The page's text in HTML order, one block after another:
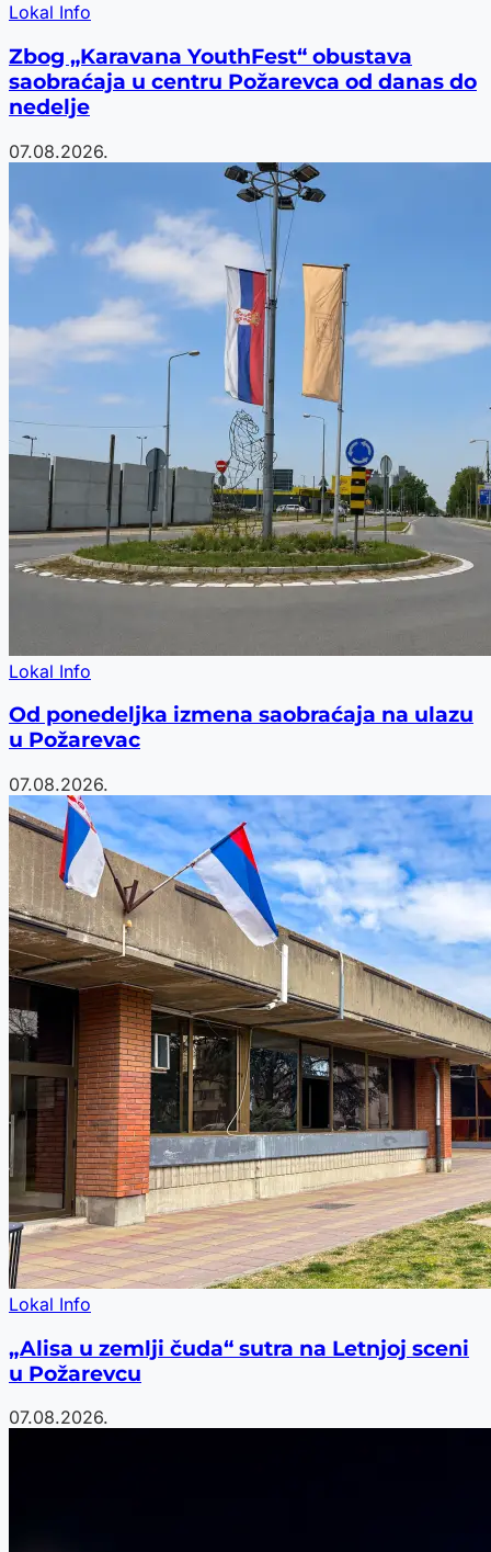
Lokal Info
Zbog „Karavana YouthFest“ obustava
saobraćaja u centru Požarevca od danas do
nedelje
07.08.2026.
Lokal Info
Od ponedeljka izmena saobraćaja na ulazu
u Požarevac
07.08.2026.
Lokal Info
„Alisa u zemlji čuda“ sutra na Letnjoj sceni
u Požarevcu
07.08.2026.